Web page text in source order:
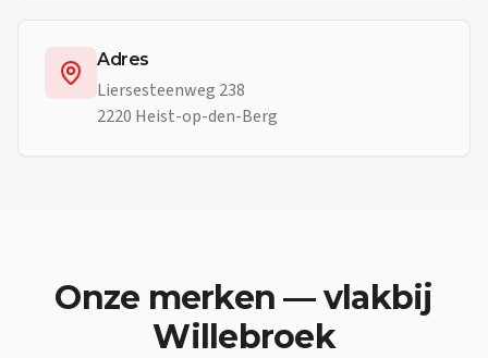
Adres
Liersesteenweg 238
2220 Heist-op-den-Berg
Onze merken — vlakbij
Willebroek